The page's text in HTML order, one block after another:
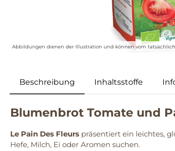
Abbildungen dienen der Illustration und können vom
Beschreibung Inhaltsstoffe
Blumenbrot Tomate und
Le Pain Des Fleurs präsentiert ein leichtes,
Hefe, Milch, Ei oder Aromen suchen.